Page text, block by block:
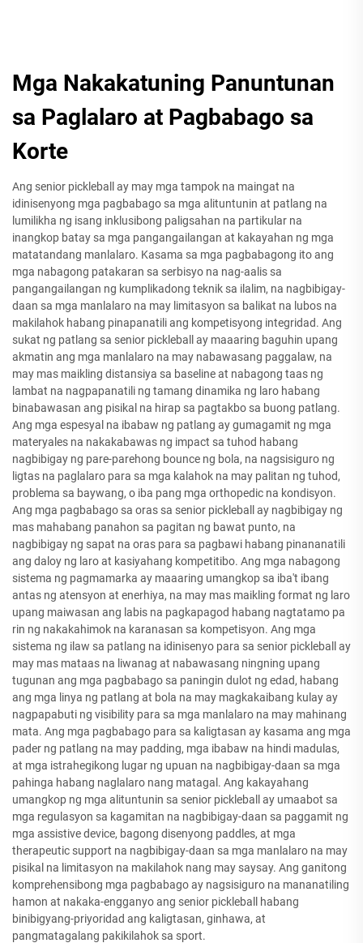
Mga Nakakatuning Panuntunan
sa Paglalaro at Pagbabago sa
Korte
Ang senior pickleball ay may mga tampok na maingat na
idinisenyong mga pagbabago sa mga alituntunin at patlang na
lumilikha ng isang inklusibong paligsahan na partikular na
inangkop batay sa mga pangangailangan at kakayahan ng mga
matatandang manlalaro. Kasama sa mga pagbabagong ito ang
mga nabagong patakaran sa serbisyo na nag-aalis sa
pangangailangan ng kumplikadong teknik sa ilalim, na nagbibigay-
daan sa mga manlalaro na may limitasyon sa balikat na lubos na
makilahok habang pinapanatili ang kompetisyong integridad. Ang
sukat ng patlang sa senior pickleball ay maaaring baguhin upang
akmatin ang mga manlalaro na may nabawasang paggalaw, na
may mas maikling distansiya sa baseline at nabagong taas ng
lambat na nagpapanatili ng tamang dinamika ng laro habang
binabawasan ang pisikal na hirap sa pagtakbo sa buong patlang.
Ang mga espesyal na ibabaw ng patlang ay gumagamit ng mga
materyales na nakakabawas ng impact sa tuhod habang
nagbibigay ng pare-parehong bounce ng bola, na nagsisiguro ng
ligtas na paglalaro para sa mga kalahok na may palitan ng tuhod,
problema sa baywang, o iba pang mga orthopedic na kondisyon.
Ang mga pagbabago sa oras sa senior pickleball ay nagbibigay ng
mas mahabang panahon sa pagitan ng bawat punto, na
nagbibigay ng sapat na oras para sa pagbawi habang pinananatili
ang daloy ng laro at kasiyahang kompetitibo. Ang mga nabagong
sistema ng pagmamarka ay maaaring umangkop sa iba't ibang
antas ng atensyon at enerhiya, na may mas maikling format ng laro
upang maiwasan ang labis na pagkapagod habang nagtatamo pa
rin ng nakakahimok na karanasan sa kompetisyon. Ang mga
sistema ng ilaw sa patlang na idinisenyo para sa senior pickleball ay
may mas mataas na liwanag at nabawasang ningning upang
tugunan ang mga pagbabago sa paningin dulot ng edad, habang
ang mga linya ng patlang at bola na may magkakaibang kulay ay
nagpapabuti ng visibility para sa mga manlalaro na may mahinang
mata. Ang mga pagbabago para sa kaligtasan ay kasama ang mga
pader ng patlang na may padding, mga ibabaw na hindi madulas,
at mga istrahegikong lugar ng upuan na nagbibigay-daan sa mga
pahinga habang naglalaro nang matagal. Ang kakayahang
umangkop ng mga alituntunin sa senior pickleball ay umaabot sa
mga regulasyon sa kagamitan na nagbibigay-daan sa paggamit ng
mga assistive device, bagong disenyong paddles, at mga
therapeutic support na nagbibigay-daan sa mga manlalaro na may
pisikal na limitasyon na makilahok nang may saysay. Ang ganitong
komprehensibong mga pagbabago ay nagsisiguro na mananatiling
hamon at nakaka-engganyo ang senior pickleball habang
binibigyang-priyoridad ang kaligtasan, ginhawa, at
pangmatagalang pakikilahok sa sport.